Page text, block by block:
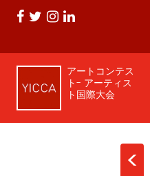
アートコンテス
ト- アーティス
ト国際大会
<